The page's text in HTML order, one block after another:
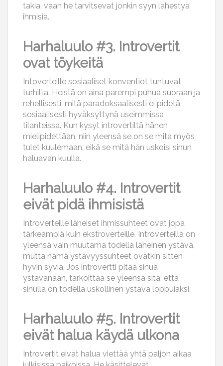
takia, vaan he tarvitsevat jonkin syyn lähestyä
ihmisiä.
Harhaluulo #3. Introvertit
ovat töykeitä
Intoverteille sosiaaliset konventiot tuntuvat
turhilta. Heistä on aina parempi puhua suoraan ja
rehellisesti, mitä paradoksaalisesti ei pidetä
sosiaalisesti hyväksyttynä useimmissa
tilanteissa. Kun kysyt introvertiltä hänen
mielipidettään, niin yleensä se on se mitä myös
tulet kuulemaan, eikä se mitä hän uskoisi sinun
haluavan kuulla.
Harhaluulo #4. Introvertit
eivät pidä ihmisistä
Introverteille läheiset ihmissuhteet ovat jopa
tärkeämpiä kuin ekstroverteille. Introverteillä on
yleensä vain muutama todella läheinen ystävä,
mutta nämä ystävyyssuhteet ovatkin sitten
hyvin syviä. Jos introvertti pitää sinua
ystävänään, tarkoittaa se yleensä sitä, että
sinulla on todella uskollinen ystävä loppuiäksi.
Harhaluulo #5. Introvertit
eivät halua käydä ulkona
Introvertit eivät halua viettää yhtä paljon aikaa